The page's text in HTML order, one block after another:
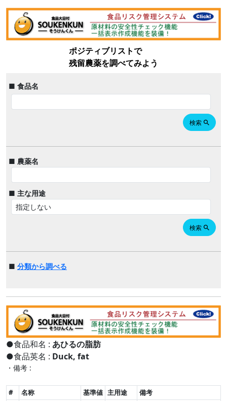
ポジティブリストで
残留農薬を調べてみよう
■ 食品名
検索 search
■ 農薬名
■ 主な用途
検索 search
■ 分類から調べる
●食品和名 : あひるの脂肪
●食品英名 : Duck, fat
・備考 :
# 名称 基準値 主用途
備考